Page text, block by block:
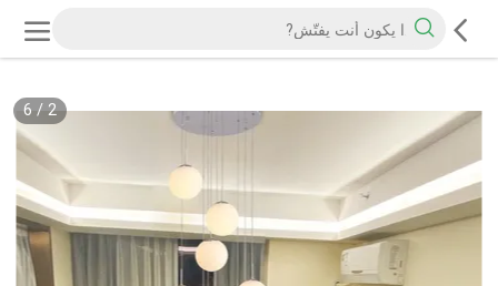
2
/
6